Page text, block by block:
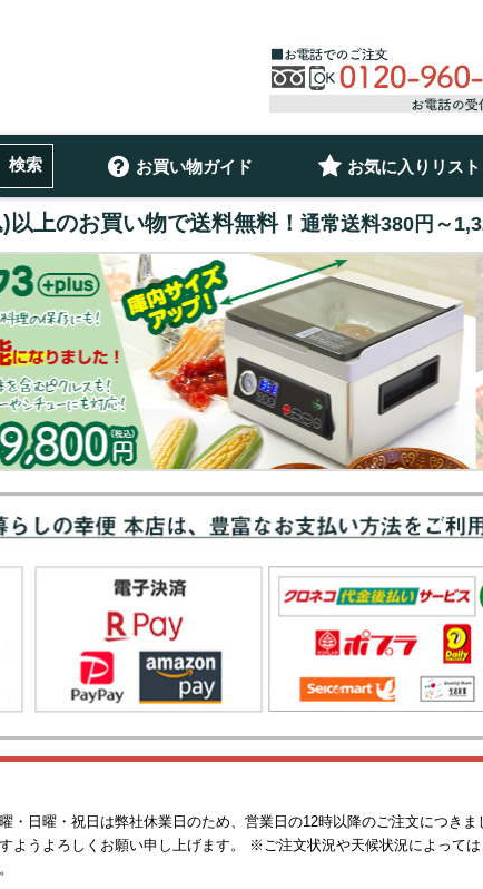
お買い物ガイド お気に入りリスト
以上のお買い物で送料無料！ 通常送料380円～
・日曜・祝日は弊社休業日のため、営業日の12時以降のご注文につき
ようよろしくお願い申し上げます。 ※ご注文状況や天候状況によって